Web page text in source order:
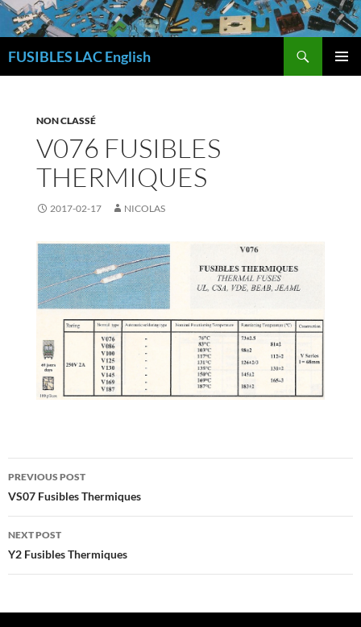
Skip
FUSIBLES LAC English
NON CLASSÉ
V076 FUSIBLES
THERMIQUES
2017-02-17 NICOLAS
Post
navigation
PREVIOUS POST
VS07 Fusibles Thermiques
NEXT POST
Y2 Fusibles Thermiques